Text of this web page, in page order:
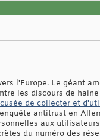
l'Europe. Le géant
les discours de
de collecter et
antitrust en
aux
du numéro des